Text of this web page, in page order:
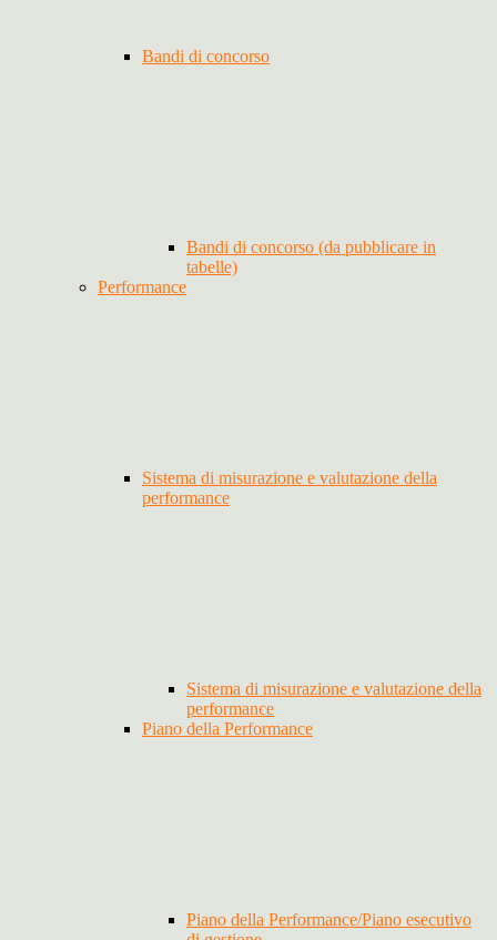
Bandi di concorso
Bandi di concorso (da pubblicare in
tabelle)
Performance
Sistema di misurazione e valutazione della
performance
Sistema di misurazione e valutazione della
performance
Piano della Performance
Piano della Performance/Piano esecutivo